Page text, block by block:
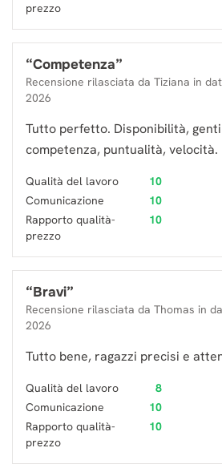
prezzo
“Competenza”
Recensione rilasciata da Tiziana in
2026
Tutto perfetto. Disponibilità,
competenza, puntualità, velocità.
Qualità del lavoro
10
Comunicazione
10
Rapporto qualità-
prezzo
10
“Bravi”
Recensione rilasciata da Thomas in
2026
Tutto bene, ragazzi precisi e
Qualità del lavoro
8
Comunicazione
10
Rapporto qualità-
prezzo
10